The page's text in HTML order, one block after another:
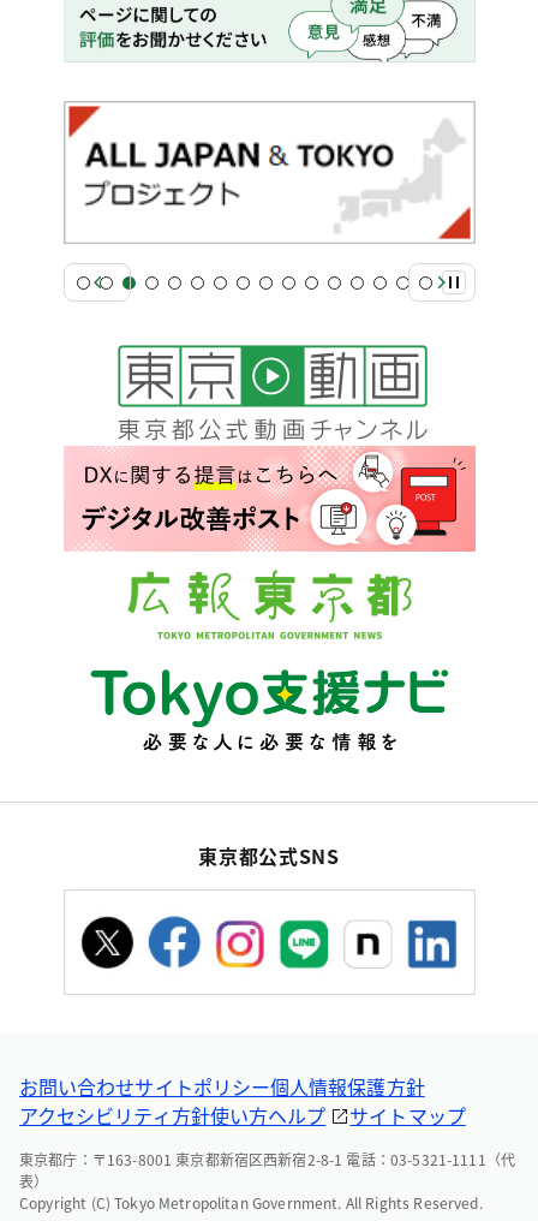
東京都公式SNS
お問い合わせサイトポリシー個人情報保護方針
アクセシビリティ方針使い方ヘルプ サイトマップ
東京都庁：〒163-8001 東京都新宿区西新宿2-8-1 電話：03-5321-1111（代
表）
Copyright (C) Tokyo Metropolitan Government. All Rights Reserved.